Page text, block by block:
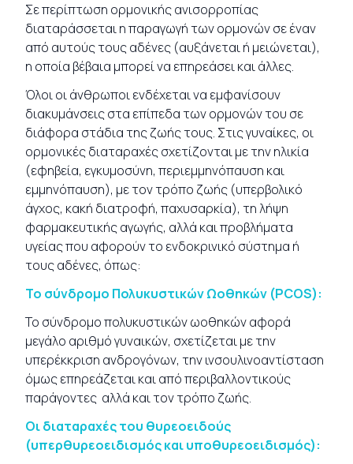
Σε περίπτωση ορμονικής ανισορροπίας
διαταράσσεται η παραγωγή των ορμονών σε έναν
από αυτούς τους αδένες (αυξάνεται ή μειώνεται),
η οποία βέβαια μπορεί να επηρεάσει και άλλες.
Όλοι οι άνθρωποι ενδέχεται να εμφανίσουν
διακυμάνσεις στα επίπεδα των ορμονών του σε
διάφορα στάδια της ζωής τους. Στις γυναίκες, οι
ορμονικές διαταραχές σχετίζονται με την ηλικία
(εφηβεία, εγκυμοσύνη, περιεμμηνόπαυση και
εμμηνόπαυση), με τον τρόπο ζωής (υπερβολικό
άγχος, κακή διατροφή, παχυσαρκία), τη λήψη
φαρμακευτικής αγωγής, αλλά και προβλήματα
υγείας που αφορούν το ενδοκρινικό σύστημα ή
τους αδένες, όπως:
Το σύνδρομο Πολυκυστικών Ωοθηκών (PCOS):
Το σύνδρομο πολυκυστικών ωοθηκών αφορά
μεγάλο αριθμό γυναικών, σχετίζεται με την
υπερέκκριση ανδρογόνων, την ινσουλινοαντίσταση
όμως επηρεάζεται και από περιβαλλοντικούς
παράγοντες αλλά και τον τρόπο ζωής.
Οι διαταραχές του θυρεοειδούς
(υπερθυρεοειδισμός και υποθυρεοειδισμός):